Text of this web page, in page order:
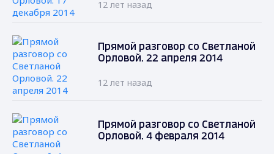
12 лет назад
Прямой разговор со Светланой
Орловой. 22 апреля 2014
12 лет назад
Прямой разговор со Светланой
Орловой. 4 февраля 2014